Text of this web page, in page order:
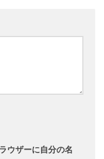
ウザーに自分の名